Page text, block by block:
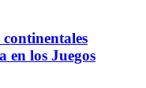
en los Juegos